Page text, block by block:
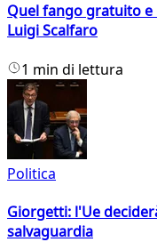
Quel fango gratuito e
Luigi Scalfaro
1 min di lettura
Politica
Giorgetti: l'Ue
salvaguardia